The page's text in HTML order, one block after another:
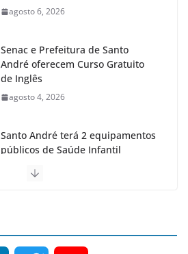
agosto 6, 2026
Senac e Prefeitura de Santo
André oferecem Curso Gratuito
de Inglês
agosto 4, 2026
Santo André terá 2 equipamentos
públicos de Saúde Infantil
agosto 2, 2026
semestre